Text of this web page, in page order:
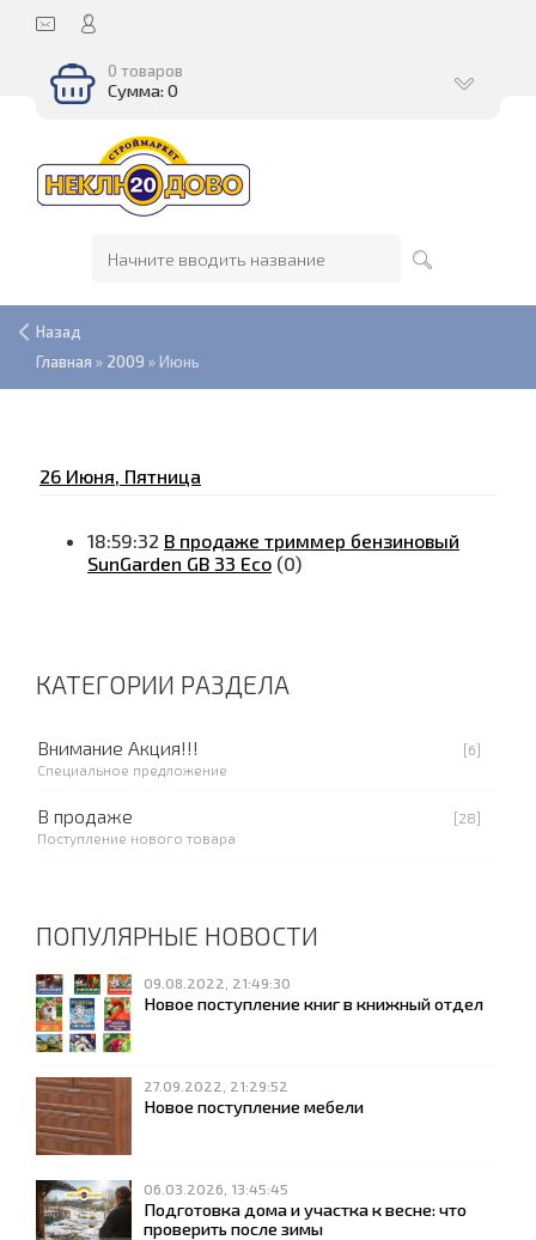
0 товаров
Сумма: 0
Назад
Главная » 2009 » Июнь
26 Июня, Пятница
18:59:32 В продаже триммер бензиновый
SunGarden GB 33 Eco (0)
КАТЕГОРИИ РАЗДЕЛА
Внимание Акция!!!
[6]
Специальное предложение
В продаже
[28]
Поступление нового товара
ПОПУЛЯРНЫЕ НОВОСТИ
09.08.2022, 21:49:30
Новое поступление книг в книжный отдел
27.09.2022, 21:29:52
Новое поступление мебели
06.03.2026, 13:45:45
Подготовка дома и участка к весне: что
проверить после зимы